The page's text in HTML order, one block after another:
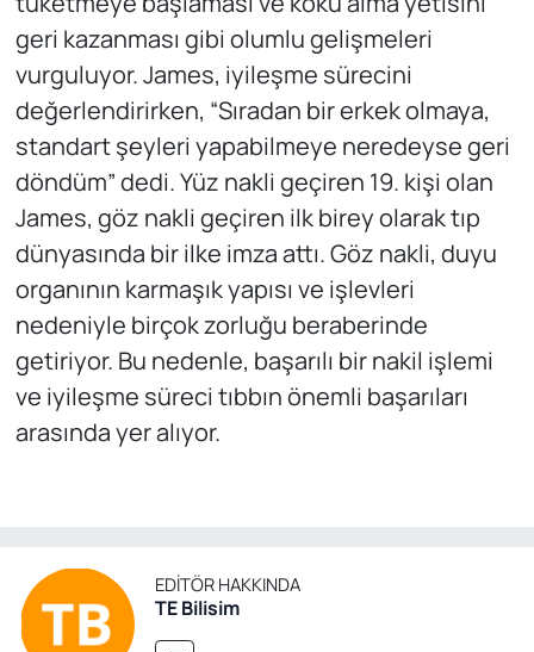
geri kazanması gibi olumlu gelişmeleri
vurguluyor. James, iyileşme sürecini
değerlendirirken, “Sıradan bir erkek olmaya,
standart şeyleri yapabilmeye neredeyse geri
döndüm” dedi. Yüz nakli geçiren 19. kişi olan
James, göz nakli geçiren ilk birey olarak tıp
dünyasında bir ilke imza attı. Göz nakli, duyu
organının karmaşık yapısı ve işlevleri
nedeniyle birçok zorluğu beraberinde
getiriyor. Bu nedenle, başarılı bir nakil işlemi
ve iyileşme süreci tıbbın önemli başarıları
arasında yer alıyor.
EDITÖR HAKKINDA
TE Bilisim